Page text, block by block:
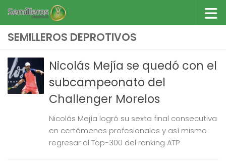
Saltar al contenido
SEMILLEROS DEPROTIVOS
Nicolás Mejía se quedó con el
subcampeonato del
Challenger Morelos
Nicolás Mejía logró su sexta final consecutiva
en certámenes profesionales y así mismo
regresar al Top-300 del ranking ATP